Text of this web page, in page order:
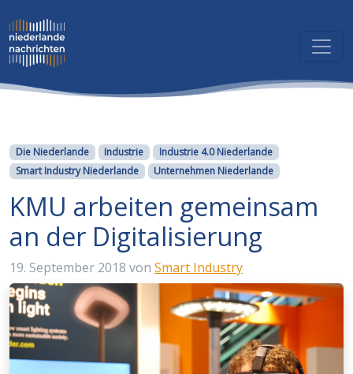
Kategorien
Die Niederlande Industrie
Industrie 4.0 Niederlande
Smart Industry Niederlande
Unternehmen Niederlande
KMU arbeiten gemeinsam
an der Digitalisierung
19. September 2018 von Smart Industry